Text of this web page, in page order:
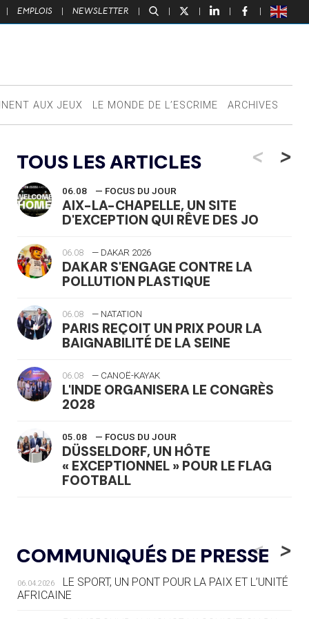
| EMPLOIS | NEWSLETTER | | | | |
AUX JEUX LE MONDE DE L’ESCRIME ARCHIVES
TOUS LES ARTICLES <
06.08 — FOCUS DU JOUR
AIX-LA-CHAPELLE, UN SITE
D'EXCEPTION QUI RÊVE DES JO
06.08 — DAKAR 2026
DAKAR S'ENGAGE CONTRE LA
POLLUTION PLASTIQUE
06.08 — NATATION
PARIS REÇOIT UN PRIX POUR LA
BAIGNABILITÉ DE LA SEINE
06.08 — CANOË-KAYAK
L'INDE ORGANISERA LE CONGRÈS
2028
05.08 — FOCUS DU JOUR
DÜSSELDORF, UN HÔTE
« EXCEPTIONNEL » POUR LE FLAG
FOOTBALL
LE RÊVE DE VOIR LA LUGE ALPINE
AUX JO « N'EST PAS FINI »
05.08 — TIR À L'ARC
DES MONDIAUX À BRISBANE SUR LA
>
COMMUNIQUÉS DE PRESSE
<
06.04.2026
LE SPORT, UN PONT POUR LA PAIX ET L’UNITÉ
AFRICAINE
>